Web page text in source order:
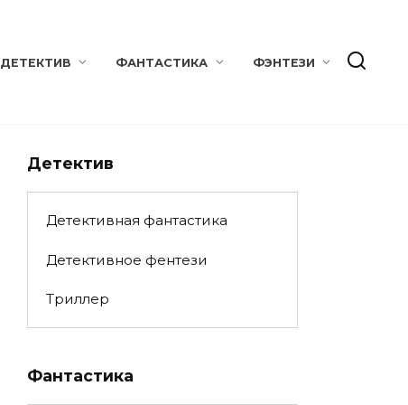
ДЕТЕКТИВ ФАНТАСТИКА ФЭНТЕЗИ
Детектив
Детективная фантастика
Детективное фентези
Триллер
Фантастика